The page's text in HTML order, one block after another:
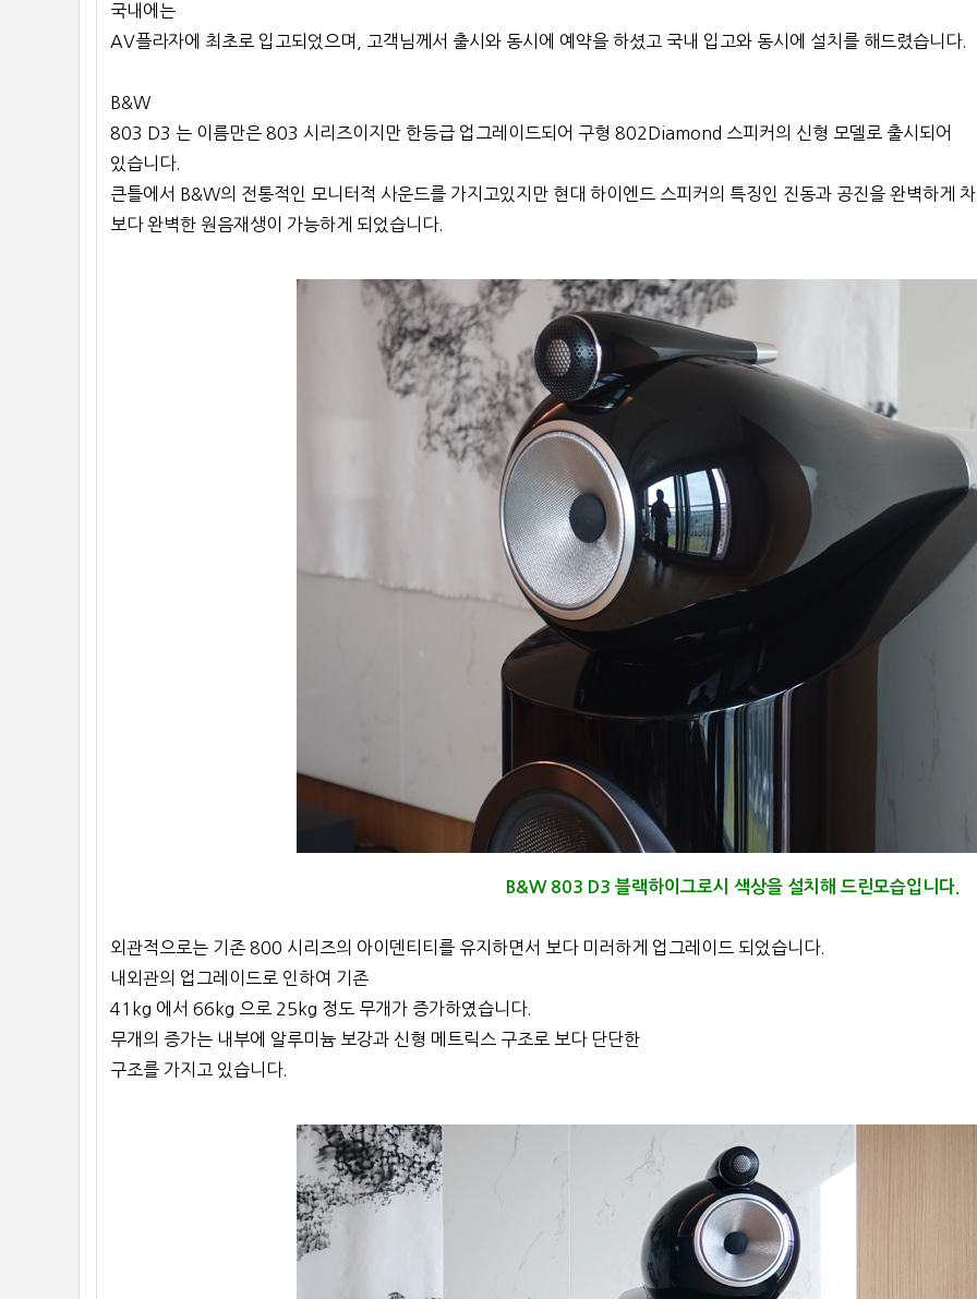
국내에는
AV플라자에 최초로 입고되었으며, 고객님께서 출시와 동시에 예약을 하셨고 국내 입고와 동시에 설치를 해드렸습니다.
B&W
803 D3 는 이름만은 803 시리즈이지만 한등급 업그레이드되어 구형 802Diamond 스피커의 신형 모델로 출시되어
있습니다.
큰틀에서 B&W의 전통적인 모니터적 사운드를 가지고있지만 현대 하이엔드 스피커의 특징인 진동과 공진을 완벽하게
보다 완벽한 원음재생이 가능하게 되었습니다.
B&W 803 D3 블랙하이그로시 색상을 설치해 드린모습입니다.
외관적으로는 기존 800 시리즈의 아이덴티티를 유지하면서 보다 미러하게 업그레이드 되었습니다.
내외관의 업그레이드로 인하여 기존
41kg 에서 66kg 으로 25kg 정도 무개가 증가하였습니다.
무개의 증가는 내부에 알루미늄 보강과 신형 메트릭스 구조로 보다 단단한
구조를 가지고 있습니다.